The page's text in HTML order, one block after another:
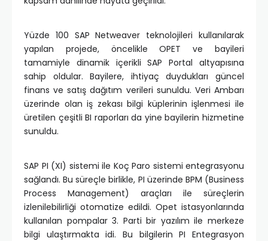
Yüzde 100 SAP Netweaver teknolojileri kullanılarak
yapılan projede, öncelikle OPET ve bayileri
tamamiyle dinamik içerikli SAP Portal altyapısına
sahip oldular. Bayilere, ihtiyaç duydukları güncel
finans ve satış dağıtım verileri sunuldu. Veri Ambarı
üzerinde olan iş zekası bilgi küplerinin işlenmesi ile
üretilen çeşitli BI raporları da yine bayilerin hizmetine
sunuldu.
SAP PI (XI) sistemi ile Koç Paro sistemi entegrasyonu
sağlandı. Bu süreçle birlikle, PI üzerinde BPM (Business
Process Management) araçları ile süreçlerin
izlenilebilirliği otomatize edildi. Opet istasyonlarında
kullanılan pompalar 3. Parti bir yazılım ile merkeze
bilgi ulaştırmakta idi. Bu bilgilerin PI Entegrasyon